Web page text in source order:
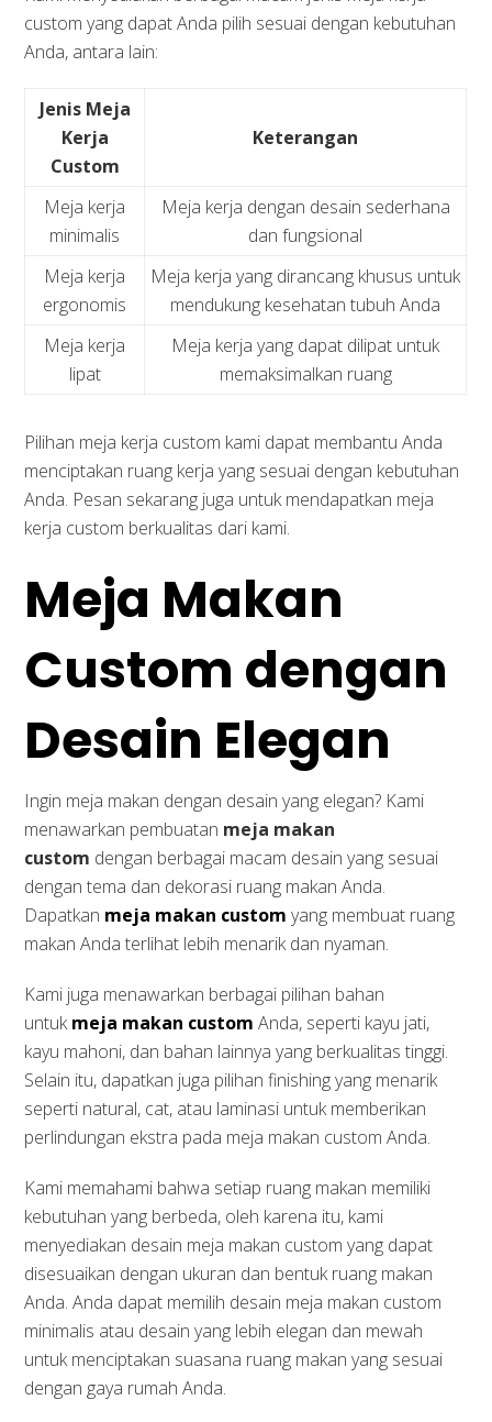
custom yang dapat Anda pilih sesuai dengan kebutuhan
Anda, antara lain:
Jenis Meja
Kerja
Custom
Keterangan
Meja kerja
minimalis
Meja kerja dengan desain sederhana
dan fungsional
Meja kerja
ergonomis
Meja kerja yang dirancang khusus untuk
mendukung kesehatan tubuh Anda
Meja kerja
lipat
Meja kerja yang dapat dilipat untuk
memaksimalkan ruang
Pilihan meja kerja custom kami dapat membantu Anda
menciptakan ruang kerja yang sesuai dengan kebutuhan
Anda. Pesan sekarang juga untuk mendapatkan meja
kerja custom berkualitas dari kami.
Meja Makan
Custom dengan
Desain Elegan
Ingin meja makan dengan desain yang elegan? Kami
menawarkan pembuatan meja makan
custom dengan berbagai macam desain yang sesuai
dengan tema dan dekorasi ruang makan Anda.
Dapatkan meja makan custom yang membuat ruang
makan Anda terlihat lebih menarik dan nyaman.
Kami juga menawarkan berbagai pilihan bahan
untukmeja makan custom Anda, seperti kayu jati,
kayu mahoni, dan bahan lainnya yang berkualitas tinggi.
Selain itu, dapatkan juga pilihan finishing yang menarik
seperti natural, cat, atau laminasi untuk memberikan
perlindungan ekstra pada meja makan custom Anda.
Kami memahami bahwa setiap ruang makan memiliki
kebutuhan yang berbeda, oleh karena itu, kami
menyediakan desain meja makan custom yang dapat
disesuaikan dengan ukuran dan bentuk ruang makan
Anda. Anda dapat memilih desain meja makan custom
minimalis atau desain yang lebih elegan dan mewah
untuk menciptakan suasana ruang makan yang sesuai
dengan gaya rumah Anda.